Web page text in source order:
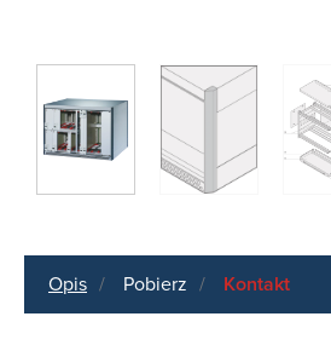
Opis Pobierz Kontakt